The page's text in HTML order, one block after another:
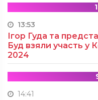
13:53
Ігор Гуда та
Буд взяли участь у
2024
14:41